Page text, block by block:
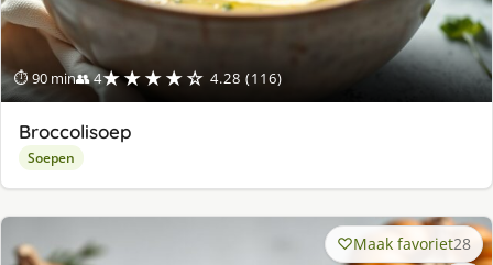
⏱ 90 min👥 4★★★★☆ 4.28 (116)
Broccolisoep
Soepen
Maak favoriet28